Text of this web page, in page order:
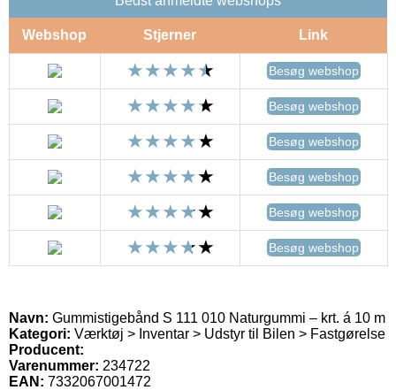
Webshop Stjerner Link
Besøg webshop
Besøg webshop
Besøg webshop
Besøg webshop
Besøg webshop
Besøg webshop
Navn: Gummistigebånd S 111 010 Naturgummi – krt. á 10 m
Kategori: Værktøj > Inventar > Udstyr til Bilen > Fastgørelse
Producent:
Varenummer: 234722
EAN: 7332067001472